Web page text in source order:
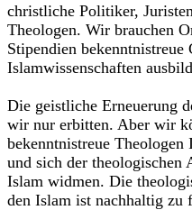
christliche Politiker,
Theologen. Wir brauchen
Stipendien
Islamwissenschaften
Die geistliche Erneuerung
wir nur erbitten. Aber wir
bekenntnistreue Theologen
und sich der theologischen
Islam widmen. Die
den Islam ist nachhaltig zu